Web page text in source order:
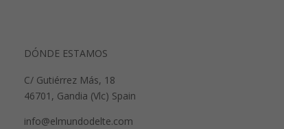
DÓNDE ESTAMOS
C/ Gutiérrez Más, 18
46701, Gandia (Vlc) Spain
info@elmundodelte.com